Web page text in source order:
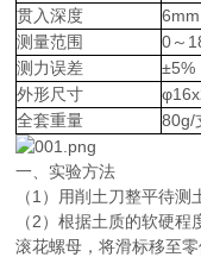
贯入深度
6mm
测量范围
0～
测力误差
±5%
外形尺寸
全套重量
80g/
一、实验方法
（1）用削土刀整平待测
（2）根据土质的软硬
滚花螺母，将滑标移至零